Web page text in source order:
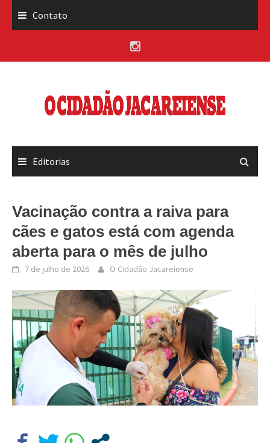
Contato
Editorias
Vacinação contra a raiva para
cães e gatos está com agenda
aberta para o mês de julho
7 de julho de 2026 O Cidadão Jacareiense